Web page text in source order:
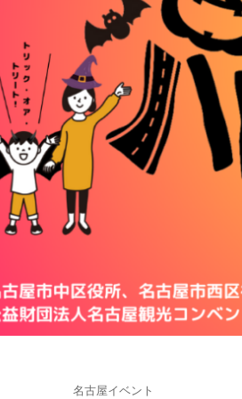
投
カ
名古屋イベント